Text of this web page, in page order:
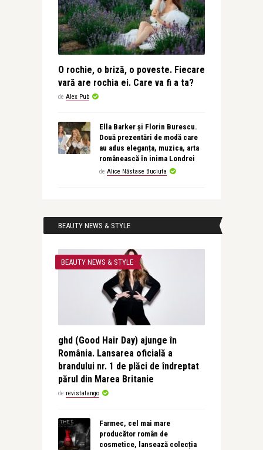
O rochie, o briză, o poveste. Fiecare
vară are rochia ei. Care va fi a ta?
de Alex Pub
Ella Barker și Florin Burescu.
Două prezentări de modă care
au adus eleganța, muzica, arta
românească în inima Londrei
de Alice Năstase Buciuta
BEAUTY NEWS & STYLE
BEAUTY NEWS & STYLE
ghd (Good Hair Day) ajunge în
România. Lansarea oficială a
brandului nr. 1 de plăci de îndreptat
părul din Marea Britanie
de revistatango
Farmec, cel mai mare
producător român de
cosmetice, lansează colecția